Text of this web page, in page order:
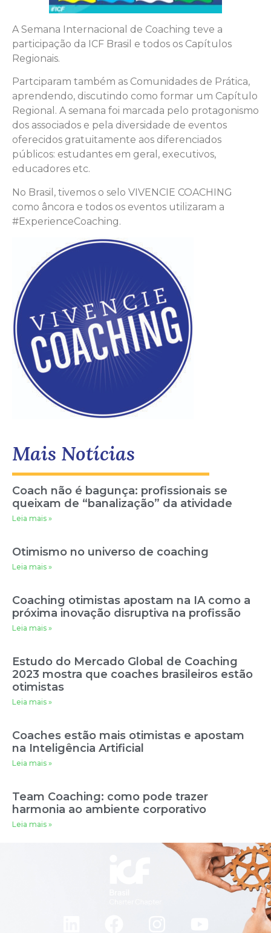
A Semana Internacional de Coaching teve a
participação da ICF Brasil e todos os Capítulos
Regionais.
Partciparam também as Comunidades de Prática,
aprendendo, discutindo como formar um Capítulo
Regional. A semana foi marcada pelo protagonismo
dos associados e pela diversidade de eventos
oferecidos gratuitamente aos diferenciados
públicos: estudantes em geral, executivos,
educadores etc.
No Brasil, tivemos o selo VIVENCIE COACHING
como âncora e todos os eventos utilizaram a
#ExperienceCoaching.
Mais Notícias
Coach não é bagunça: profissionais se
queixam de “banalização” da atividade
Leia mais »
Otimismo no universo de coaching
Leia mais »
Coaching otimistas apostam na IA como a
próxima inovação disruptiva na profissão
Leia mais »
Estudo do Mercado Global de Coaching
2023 mostra que coaches brasileiros estão
otimistas
Leia mais »
Coaches estão mais otimistas e apostam
na Inteligência Artificial
Leia mais »
Team Coaching: como pode trazer
harmonia ao ambiente corporativo
Leia mais »